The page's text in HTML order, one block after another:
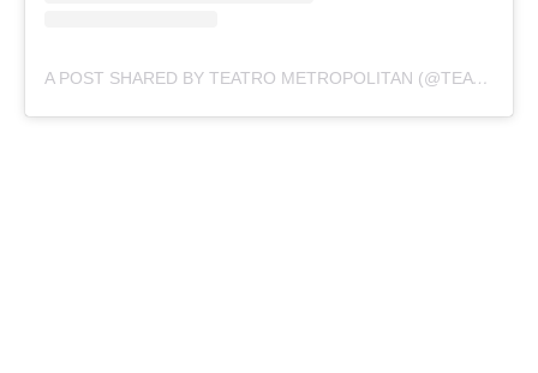
A POST SHARED BY TEATRO METROPOLITAN (@TEATROMETROPOLITANOK)